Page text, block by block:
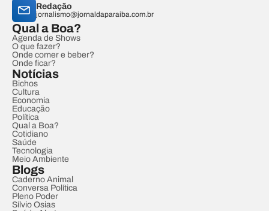
Redação
jornalismo@jornaldaparaiba.com.br
Qual a Boa?
Agenda de Shows
O que fazer?
Onde comer e beber?
Onde ficar?
Notícias
Bichos
Cultura
Economia
Educação
Política
Qual a Boa?
Cotidiano
Saúde
Tecnologia
Meio Ambiente
Blogs
Caderno Animal
Conversa Política
Pleno Poder
Sílvio Osias